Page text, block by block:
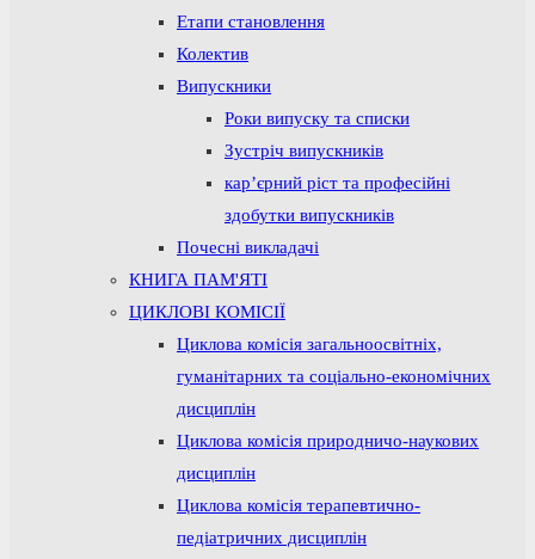
Етапи становлення
Колектив
Випускники
Роки випуску та списки
Зустріч випускників
кар’єрний ріст та професійні
здобутки випускників
Почесні викладачі
КНИГА ПАМ'ЯТІ
ЦИКЛОВІ КОМІСІЇ
Циклова комісія загальноосвітніх,
гуманітарних та соціально-економічних
дисциплін
Циклова комісія природничо-наукових
дисциплін
Циклова комісія терапевтично-
педіатричних дисциплін